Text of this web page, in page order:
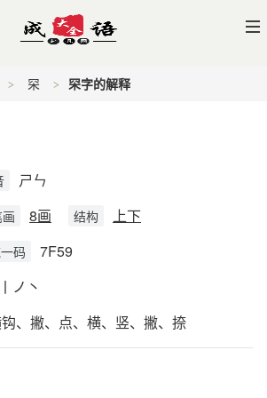
罙 罙字的解释
ㄕㄣ
8画 结构 上下
码 7F59
ノ丶
、撇、点、横、竖、撇、捺